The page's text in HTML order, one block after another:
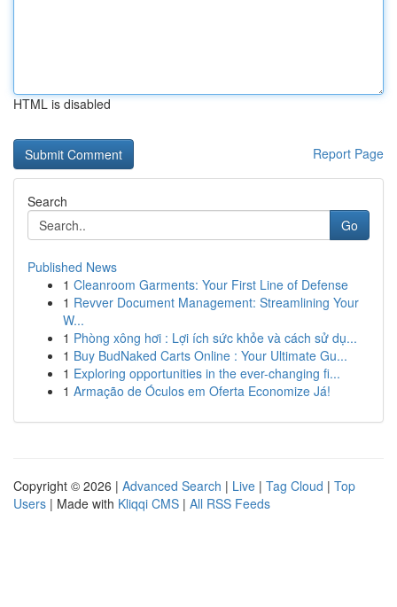
HTML is disabled
Report Page
Search
Go
Published News
1 Cleanroom Garments: Your First Line of Defense
1 Revver Document Management: Streamlining Your
W...
1 Phòng xông hơi : Lợi ích sức khỏe và cách sử dụ...
1 Buy BudNaked Carts Online : Your Ultimate Gu...
1 Exploring opportunities in the ever-changing fi...
1 Armação de Óculos em Oferta Economize Já!
Copyright © 2026 | Advanced Search | Live | Tag Cloud | Top
Users | Made with Kliqqi CMS | All RSS Feeds